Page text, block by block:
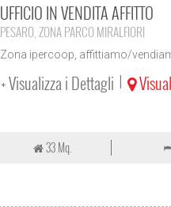
UFFICIO IN VENDITA AFFITTO
PESARO, ZONA PARCO MIRALFIORI
Zona ipercoop, affittiamo/
+ Visualizza i Dettagli |
33 Mq.